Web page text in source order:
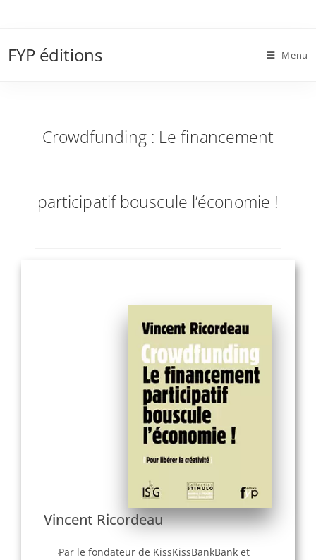
FYP éditions Menu
bouscule l’économie !
Crowdfunding : Le financement
participatif bouscule l’économie !
Vincent Ricordeau
Par le fondateur de KissKissBankBank et